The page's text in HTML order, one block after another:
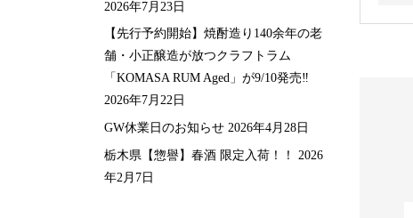
2026年7月23日
【先行予約開始】焼酎造り140余年の老
舗・小正醸造が放つクラフトラム
「KOMASA RUM Aged」が9/10発売‼️
2026年7月22日
GW休業日のお知らせ 2026年4月28日
栃木県【惣譽】春酒 限定入荷！！
2026
年2月7日